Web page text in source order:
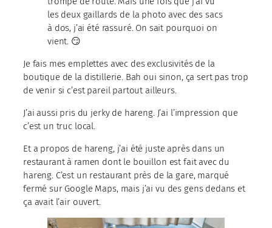
les deux gaillards de la photo avec des sacs
à dos, j’ai été rassuré. On sait pourquoi on
vient. 😏
Je fais mes emplettes avec des exclusivités de la
boutique de la distillerie. Bah oui sinon, ça sert pas trop
de venir si c’est pareil partout ailleurs.
J’ai aussi pris du jerky de hareng. J’ai l’impression que
c’est un truc local.
Et a propos de hareng, j’ai été juste après dans un
restaurant à ramen dont le bouillon est fait avec du
hareng. C’est un restaurant près de la gare, marqué
fermé sur Google Maps, mais j’ai vu des gens dedans et
ça avait l’air ouvert.